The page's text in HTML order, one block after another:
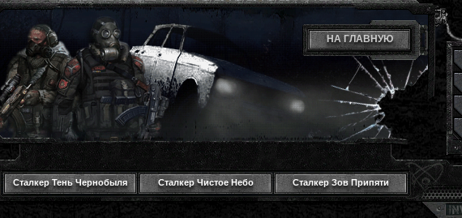
НА ГЛАВНУЮ
Сталкер Тень Чернобыля Сталкер Чистое Небо Сталкер Зов Припяти